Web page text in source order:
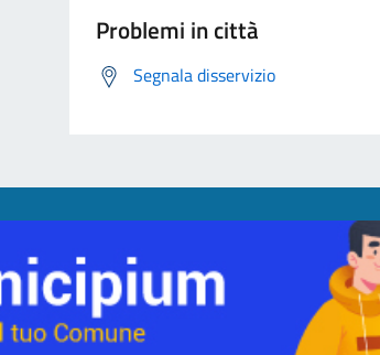
Problemi in città
Segnala disservizio